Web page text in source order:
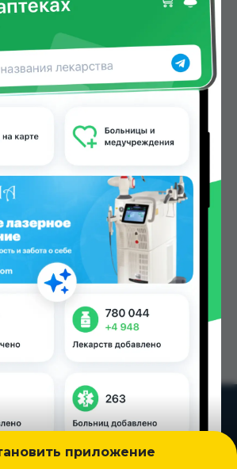
приложение
PZN:
TABLETTEN PZN:
купить или заказать в аптеках,
№3 по цене от 150.00 TJS до